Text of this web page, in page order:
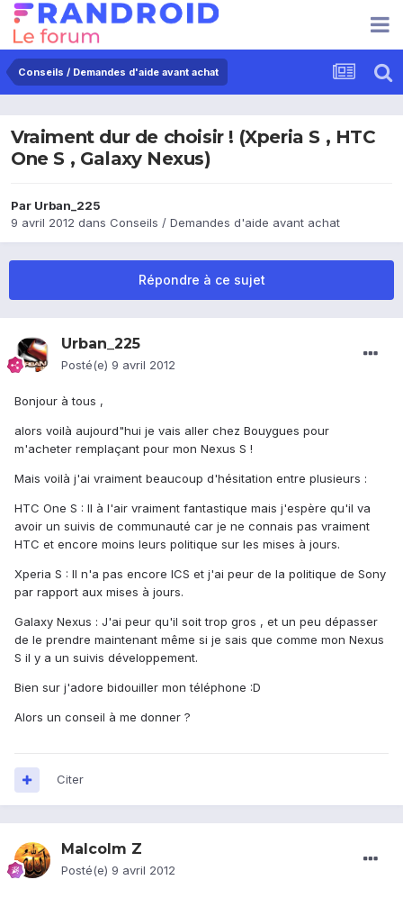
Conseils / Demandes d'aide avant achat
Vraiment dur de choisir ! (Xperia S , HTC
One S , Galaxy Nexus)
Par Urban_225
9 avril 2012 dans Conseils / Demandes d'aide avant achat
Répondre à ce sujet
Urban_225
Posté(e) 9 avril 2012
Bonjour à tous ,
alors voilà aujourd"hui je vais aller chez Bouygues pour
m'acheter remplaçant pour mon Nexus S !
Mais voilà j'ai vraiment beaucoup d'hésitation entre plusieurs :
HTC One S : Il à l'air vraiment fantastique mais j'espère qu'il va
avoir un suivis de communauté car je ne connais pas vraiment
HTC et encore moins leurs politique sur les mises à jours.
Xperia S : Il n'a pas encore ICS et j'ai peur de la politique de Sony
par rapport aux mises à jours.
Galaxy Nexus : J'ai peur qu'il soit trop gros , et un peu dépasser
de le prendre maintenant même si je sais que comme mon Nexus
S il y a un suivis développement.
Bien sur j'adore bidouiller mon téléphone :D
Alors un conseil à me donner ?
Citer
Malcolm Z
Posté(e) 9 avril 2012